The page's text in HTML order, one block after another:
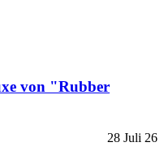
von "Rubber
28 Juli 26